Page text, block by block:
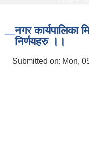
नगर
निर्णयहरु ।।
Submitted on: Mon,